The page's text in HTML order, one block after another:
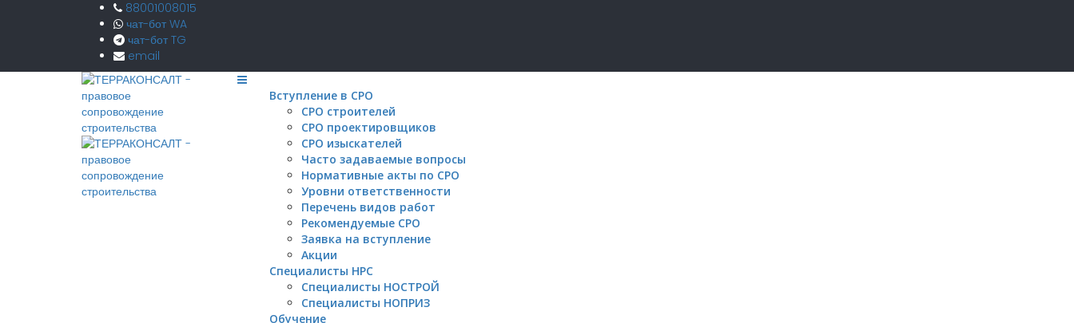
88001008015
чат-бот WA
чат-бот TG
email
Вступление в СРО
СРО строителей
СРО проектировщиков
СРО изыскателей
Часто задаваемые вопросы
Нормативные акты по СРО
Уровни ответственности
Перечень видов работ
Рекомендуемые СРО
Заявка на вступление
Акции
Специалисты НРС
Специалисты НОСТРОЙ
Специалисты НОПРИЗ
Обучение